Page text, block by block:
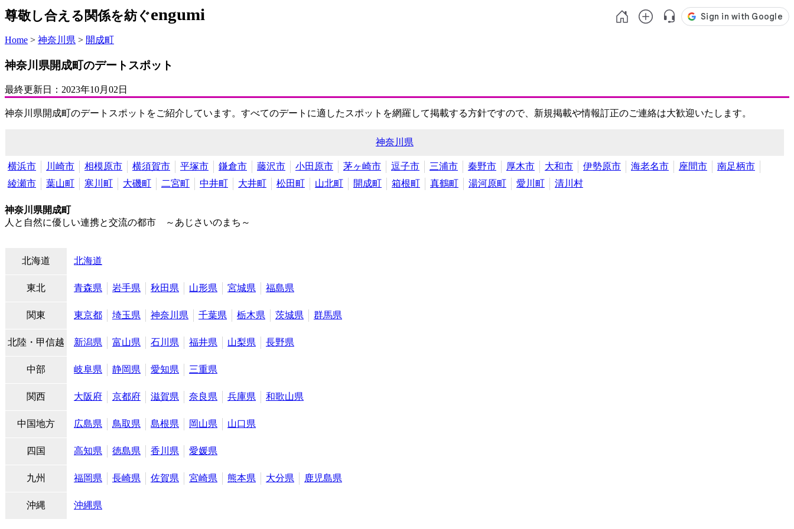
尊敬し合える関係を紡ぐengumi
Home > 神奈川県 > 開成町
神奈川県開成町のデートスポット
最終更新日： 2023年10月02日
神奈川県開成町のデートスポットをご紹介しています。すべてのデートに適したスポットを網羅して掲載する方針ですので、新規掲載や情報訂正のご連絡は大歓迎いたします。
神奈川県
横浜市 川崎市 相模原市 横須賀市 平塚市 鎌倉市 藤沢市 小田原市 茅ヶ崎市 逗子市 三浦市 秦野市 厚木市 大和市 伊勢原市 海老名市 座間市
南足柄市
綾瀬市
葉山町 寒川町 大磯町 二宮町 中井町 大井町 松田町 山北町 開成町 箱根町 真鶴町 湯河原町 愛川町 清川村
神奈川県開成町
人と自然に優しい連携と交流の都市 ～あじさいのまち～
北海道 北海道
東北 青森県 岩手県 秋田県 山形県 宮城県 福島県
関東 東京都 埼玉県 神奈川県 千葉県 栃木県 茨城県 群馬県
北陸・甲信越 新潟県 富山県 石川県 福井県 山梨県 長野県
中部 岐阜県 静岡県 愛知県 三重県
関西 大阪府 京都府 滋賀県 奈良県 兵庫県 和歌山県
中国地方 広島県 鳥取県 島根県 岡山県 山口県
四国 高知県 徳島県 香川県 愛媛県
九州 福岡県 長崎県 佐賀県 宮崎県 熊本県 大分県 鹿児島県
沖縄 沖縄県